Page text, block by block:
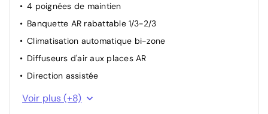
4 poignées de maintien
Banquette AR rabattable 1/3-2/3
Climatisation automatique bi-zone
Diffuseurs d'air aux places AR
Direction assistée
Essuie-vitre AV à déclenchement automatique
Voir plus (+8)